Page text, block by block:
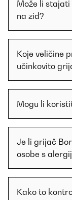
Može li
na zid?
Koje veličine
učinkovito
Mogu li
Je li grijač
osobe s
Kako to